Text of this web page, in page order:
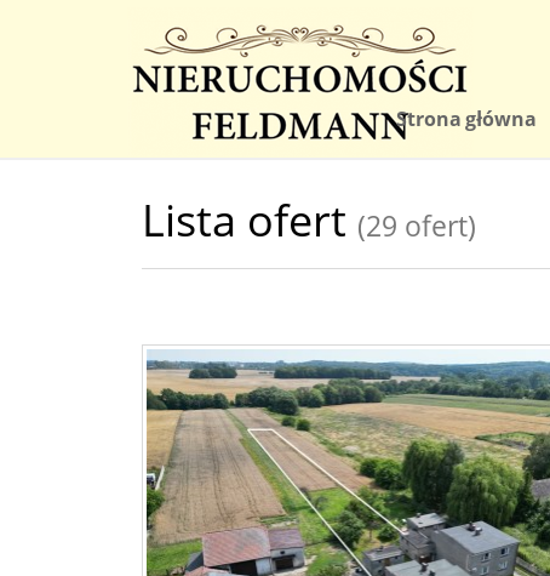
Strona główna
Lista ofert (29 ofert)